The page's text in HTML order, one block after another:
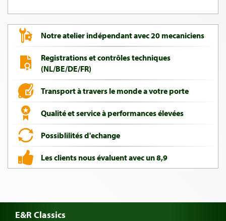
Notre atelier indépendant avec 20 mecaniciens
Registrations et contrôles techniques
(NL/BE/DE/FR)
Transport à travers le monde a votre porte
Qualité et service à performances élevées
Possiblilités d'echange
Les clients nous évaluent avec un 8,9
E&R Classics